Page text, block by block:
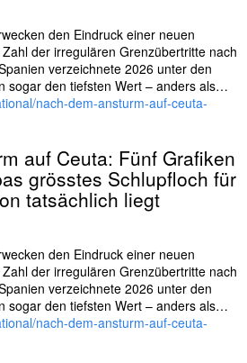
den Eindruck einer neuen
der irregulären Grenzübertritte nach
verzeichnete 2026 unter den
sogar den tiefsten Wert – anders als…
nach-dem-ansturm-auf-ceuta-
auf Ceuta: Fünf Grafiken
grösstes Schlupfloch für
tatsächlich liegt
den Eindruck einer neuen
der irregulären Grenzübertritte nach
verzeichnete 2026 unter den
sogar den tiefsten Wert – anders als…
nach-dem-ansturm-auf-ceuta-